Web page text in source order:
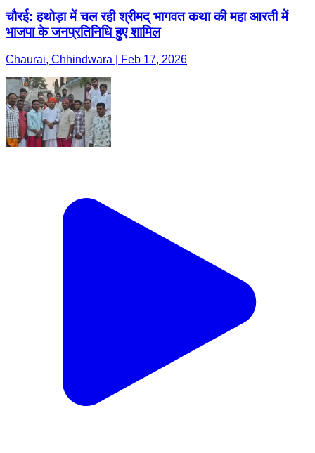
चौरई: हथोड़ा में चल रही श्रीमद् भागवत कथा की महा आरती में
भाजपा के जनप्रतिनिधि हुए शामिल
Chaurai, Chhindwara | Feb 17, 2026